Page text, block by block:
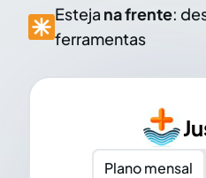
Esteja na frente:
ferramentas
Plano mensal